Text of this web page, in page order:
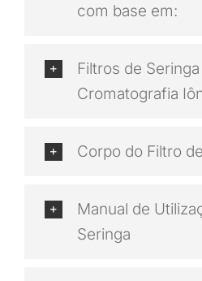
com base em:
Filtros de
Cromatografia
Corpo do Filtro
Manual de
Seringa